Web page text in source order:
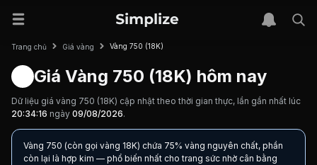
Trang chủ Giá vàng Vàng 750 (18K)
Giá Vàng 750 (18K) hôm nay
Dữ liệu giá vàng 750 (18K) cập nhật theo thời gian thực, lần gần nhất lúc
20:34:16 ngày 09/08/2026.
Vàng 750 (còn gọi vàng 18K) chứa 75% vàng nguyên chất, phần
còn lại là hợp kim — phổ biến nhất cho trang sức nhờ cân bằng